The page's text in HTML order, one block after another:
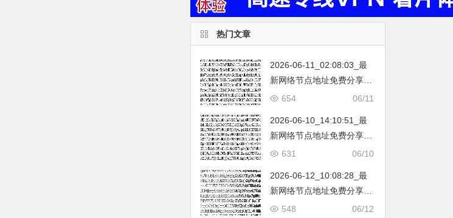
热门文章
2026-06-11_02:08:03_最
新网络节点地址免费分享…
不定期更新…开放免费分享
韩国|新加坡|台湾|马来西亚|
…
06/11
654
2026-06-10_14:10:51_最
新网络节点地址免费分享…
不定期更新…开放免费分享
韩国|新加坡|台湾|马来西亚|
…
06/10
631
2026-06-12_10:08:28_最
新网络节点地址免费分享…
不定期更新…开放免费分享
06/12
548